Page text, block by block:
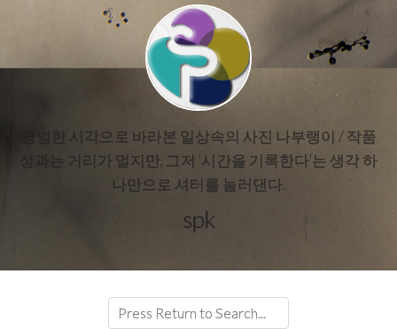
평범한 시각으로 바라본 일상속의 사진 나부랭이 / 작품
성과는 거리가 멀지만, 그저 '시간을 기록한다'는 생각 하
나만으로 셔터를 눌러댄다.
spk